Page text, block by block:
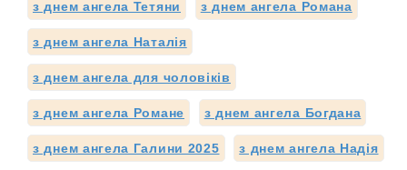
з днем ангела Тетяни з днем ангела Романа
з днем ангела Наталія
з днем ангела для чоловіків
з днем ангела Романе з днем ангела Богдана
з днем ангела Галини 2025 з днем ангела Надія